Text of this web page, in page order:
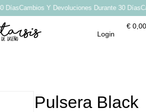
Cambios Y Devoluciones Durante 30 Días
Login
€
Pulsera Black